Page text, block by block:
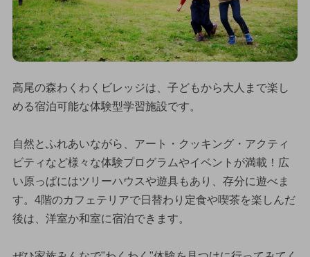
高尾の森わくわくビレッジは、子どもから大人まで楽し
める宿泊可能な体験型学習施設です。
自然とふれあいながら、アート・クッキング・アクティ
ビティなど様々な体験プログラムやイベントが満載！広
い原っぱにはツリーハウスや遊具もあり、存分に遊べま
す。4階のカフェテリアで日替わり定食や喫茶を楽しんだ
後は、洋室か和室に宿泊できます。